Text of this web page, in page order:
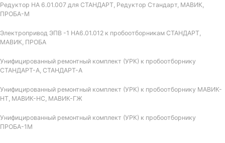
Редуктор НА 6.01.007 для СТАНДАРТ, Редуктор Стандарт, МАВИК,
ПРОБА-М
Электропривод ЭПВ -1 НА6.01.012 к пробоотборникам СТАНДАРТ,
МАВИК, ПРОБА
Унифицированный ремонтный комплект (УРК) к пробоотборнику
СТАНДАРТ-А, СТАНДАРТ-А
Унифицированный ремонтный комплект (УРК) к пробоотборнику МАВИК-
НТ, МАВИК-НС, МАВИК-ГЖ
Унифицированный ремонтный комплект (УРК) к пробоотборнику
ПРОБА-1М